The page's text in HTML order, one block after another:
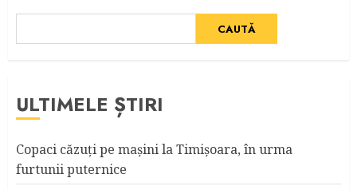
CAUTĂ
ULTIMELE ȘTIRI
Copaci căzuţi pe maşini la Timişoara, în urma
furtunii puternice